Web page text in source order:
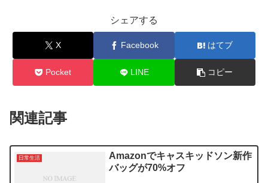
シェアする
X Facebook はてブ
Pocket LINE コピー
関連記事
日常生活
Amazonでキャスキッドソン新作
バッグが70%オフ